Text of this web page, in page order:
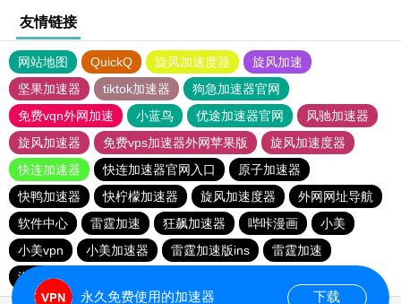
友情链接
网站地图 QuickQ 旋风加速度器
旋风加速
坚果加速器
tiktok加速器
狗急加速器官网
免费vqn外网加速
小蓝鸟 优途加速器官网
风驰加速器
旋风加速器
免费vps加速器外网苹果版
旋风加速度器
快连加速器
快连加速器官网入口
原子加速器
快鸭加速器
快柠檬加速器 旋风加速度器
外网网址导航
软件中心
雷霆加速 狂飙加速器 哔咔漫画
小美
小美vpn
小美加速器 雷霆加速版ins
雷霆加速
海鸥加速度
永久免费使用的加速器 下载